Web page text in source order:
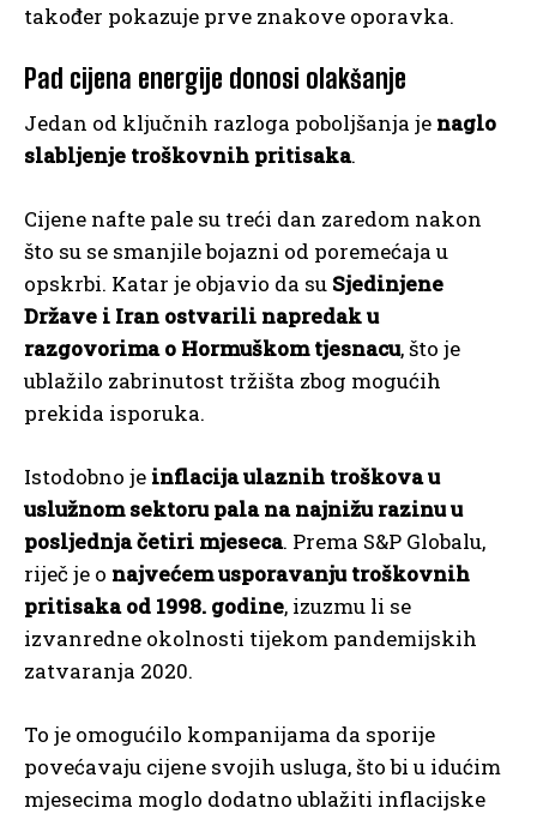
također pokazuje prve znakove oporavka.
Pad cijena energije donosi olakšanje
Jedan od ključnih razloga poboljšanja je naglo
slabljenje troškovnih pritisaka.
Cijene nafte pale su treći dan zaredom nakon
što su se smanjile bojazni od poremećaja u
opskrbi. Katar je objavio da su Sjedinjene
Države i Iran ostvarili napredak u
razgovorima o Hormuškom tjesnacu, što je
ublažilo zabrinutost tržišta zbog mogućih
prekida isporuka.
Istodobno je inflacija ulaznih troškova u
uslužnom sektoru pala na najnižu razinu u
posljednja četiri mjeseca. Prema S&P Globalu,
riječ je o najvećem usporavanju troškovnih
pritisaka od 1998. godine, izuzmu li se
izvanredne okolnosti tijekom pandemijskih
zatvaranja 2020.
To je omogućilo kompanijama da sporije
povećavaju cijene svojih usluga, što bi u idućim
mjesecima moglo dodatno ublažiti inflacijske